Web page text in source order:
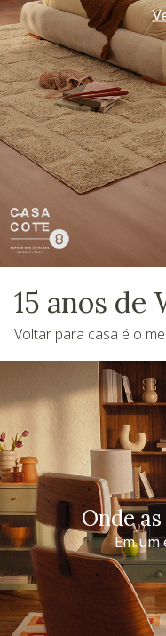
15 anos de
Voltar para casa é o
Onde
Em